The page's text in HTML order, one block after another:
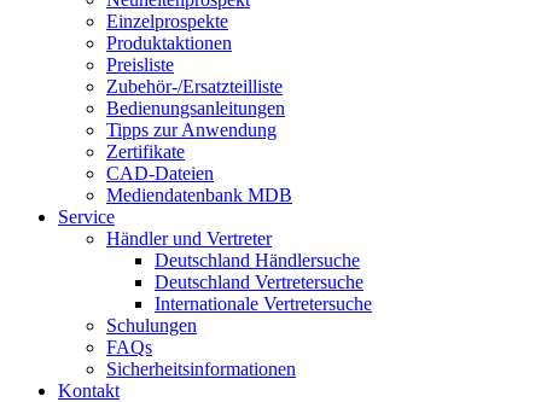
Einzelprospekte
Produktaktionen
Preisliste
Zubehör-/Ersatzteilliste
Bedienungsanleitungen
Tipps zur Anwendung
Zertifikate
CAD-Dateien
Mediendatenbank MDB
Service
Händler und Vertreter
Deutschland Händlersuche
Deutschland Vertretersuche
Internationale Vertretersuche
Schulungen
FAQs
Sicherheitsinformationen
Kontakt